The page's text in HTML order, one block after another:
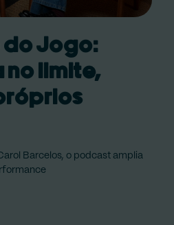
do Jogo:
no limite,
Barcelos, o podcast amplia